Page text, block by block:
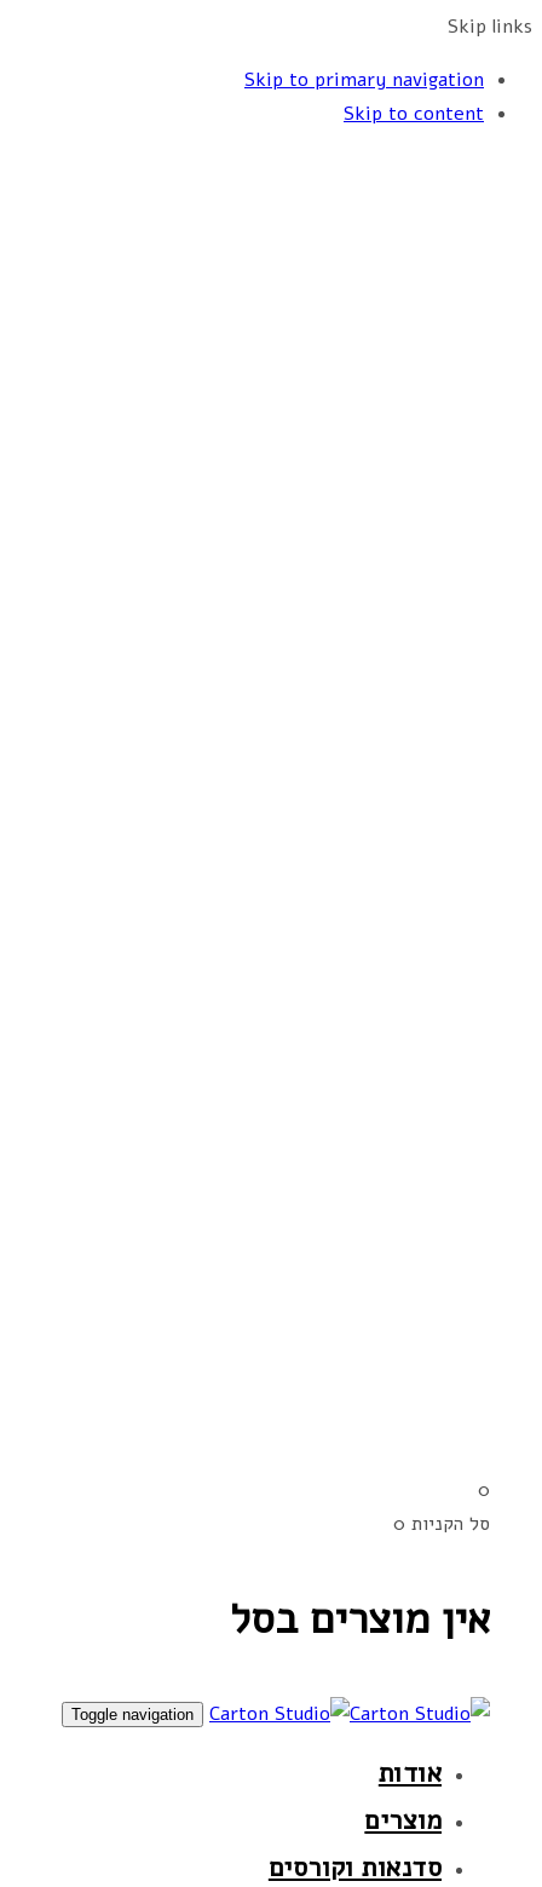
Skip links
Skip to primary navigation
Skip to content
0
סל הקניות 0
אין מוצרים בסל
Toggle navigation
אודות
מוצרים
סדנאות וקורסים